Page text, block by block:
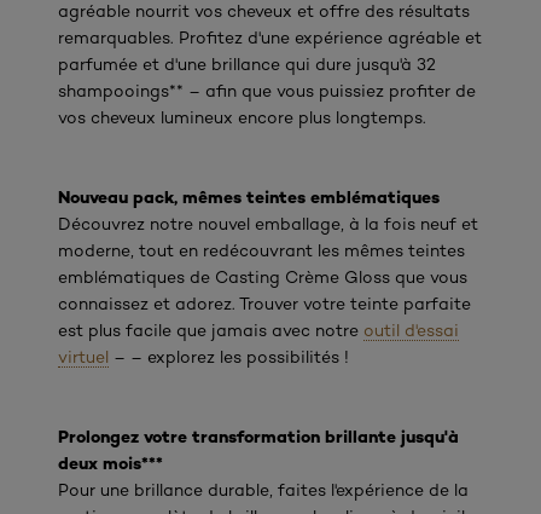
agréable nourrit vos cheveux et offre des résultats
remarquables. Profitez d'une expérience agréable et
parfumée et d'une brillance qui dure jusqu'à 32
shampooings** – afin que vous puissiez profiter de
vos cheveux lumineux encore plus longtemps.
Nouveau pack, mêmes teintes emblématiques
Découvrez notre nouvel emballage, à la fois neuf et
moderne, tout en redécouvrant les mêmes teintes
emblématiques de Casting Crème Gloss que vous
connaissez et adorez. Trouver votre teinte parfaite
est plus facile que jamais avec notre outil d'essai
virtuel – – explorez les possibilités !
Prolongez votre transformation brillante jusqu'à
deux mois***
Pour une brillance durable, faites l'expérience de la